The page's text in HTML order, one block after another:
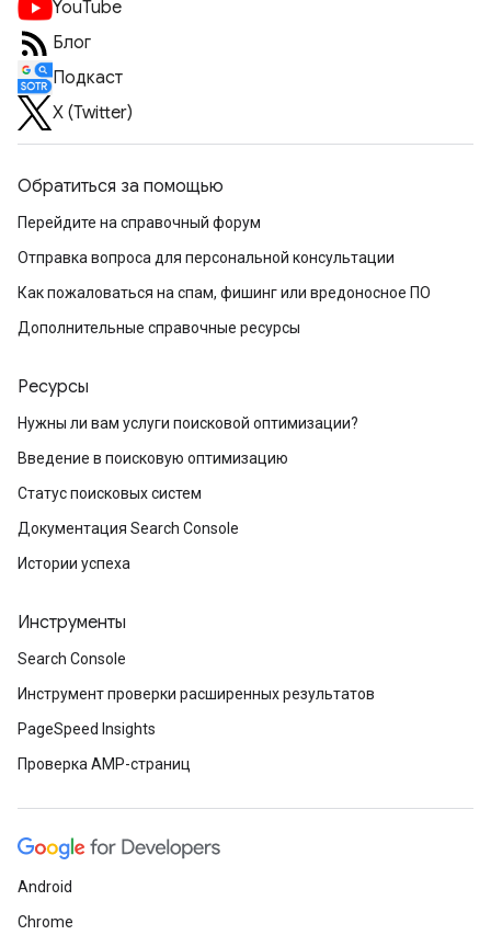
YouTube
Блог
Подкаст
X (Twitter)
Обратиться за помощью
Перейдите на справочный форум
Отправка вопроса для персональной консультации
Как пожаловаться на спам, фишинг или вредоносное ПО
Дополнительные справочные ресурсы
Ресурсы
Нужны ли вам услуги поисковой оптимизации?
Введение в поисковую оптимизацию
Статус поисковых систем
Документация Search Console
Истории успеха
Инструменты
Search Console
Инструмент проверки расширенных результатов
PageSpeed Insights
Проверка AMP-страниц
Android
Chrome